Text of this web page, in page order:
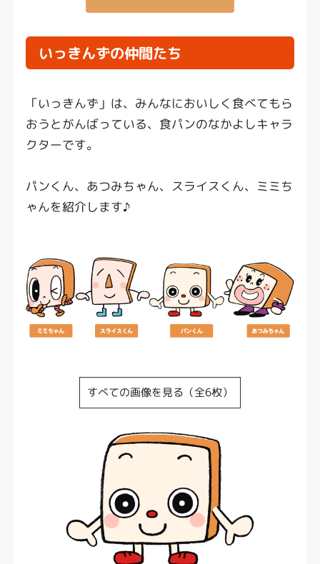
いっきんずの仲間たち
「いっきんず」は、みんなにおいしく食べてもら
おうとがんばっている、食パンのなかよしキャラ
クターです。
パンくん、あつみちゃん、スライスくん、ミミち
ゃんを紹介します♪
すべての画像を見る（全6枚）